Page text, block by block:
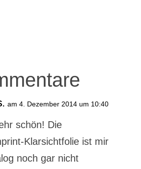
am 4. Dezember 2014 um 10:40
schön! Die
Klarsichtfolie ist mir
noch gar nicht